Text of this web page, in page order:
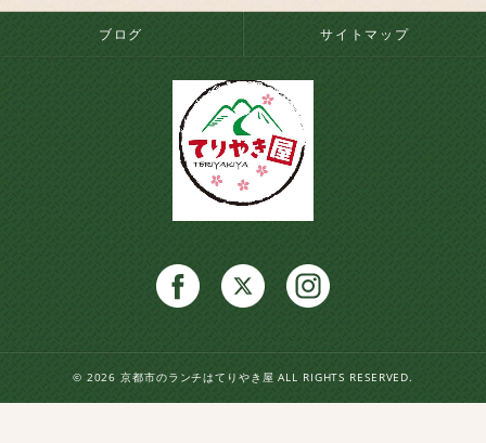
ブログ サイトマップ
© 2026 京都市のランチはてりやき屋 ALL RIGHTS RESERVED.